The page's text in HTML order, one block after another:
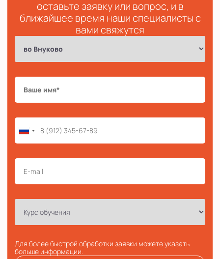
оставьте заявку или вопрос, и в
ближайшее время наши специалисты с
вами свяжутся
Для более быстрой обработки заявки можете указать
больше информации.